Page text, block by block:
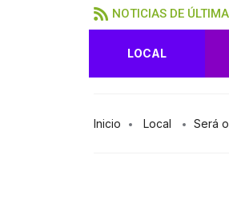
NOTICIAS DE
LOCAL
Inicio Local Será